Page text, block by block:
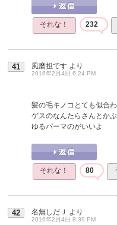
それな！ 232
41 風磨担です より
2016年2月4日 6:24 PM
髪の毛キノコとても似合
ゲスのなんたらさんとか
ゆるパーマのがいいよ
それな！ 80
42 名無しだＪ より
2016年2月4日 8:39 PM